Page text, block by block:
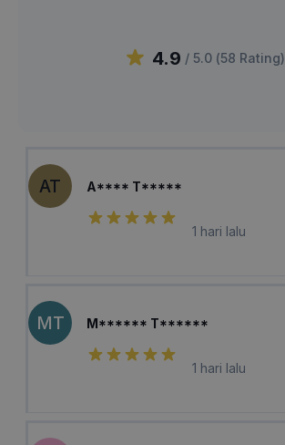
4.9 / 5.0 (58 Rating)
AT A**** T*****
1 hari lalu
MT M****** T******
1 hari lalu